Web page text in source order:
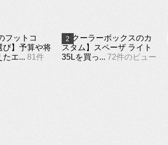
フットコ
び】予算や将
たエ... 81件
【クーラーボックスのカ
スタム】スペーザ ライト
35Lを買っ... 72件のビュー